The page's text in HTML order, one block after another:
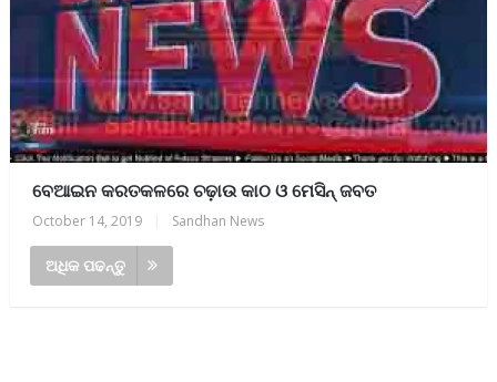
ବେଆଇନ କରତକଳରେ ଚଢ଼ାଉ କାଠ ଓ ମେସିନ୍ ଜବତ
October 14, 2019 Sandhan News
ଅଧିକ ପଢନ୍ତୁ